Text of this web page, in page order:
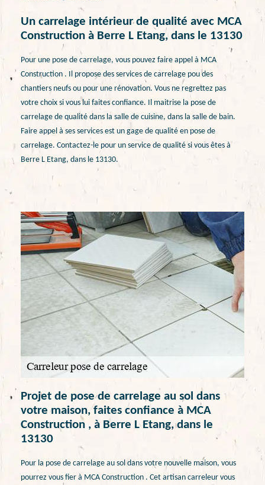
Un carrelage intérieur de qualité avec MCA
Construction à Berre L Etang, dans le 13130
Pour une pose de carrelage, vous pouvez faire appel à MCA
Construction . Il propose des services de carrelage pou des
chantiers neufs ou pour une rénovation. Vous ne regrettez pas
votre choix si vous lui faites confiance. Il maitrise la pose de
carrelage de qualité dans la salle de cuisine, dans la salle de bain.
Faire appel à ses services est un gage de qualité en pose de
carrelage. Contactez-le pour un service de qualité si vous êtes à
Berre L Etang, dans le 13130.
Projet de pose de carrelage au sol dans
votre maison, faites confiance à MCA
Construction , à Berre L Etang, dans le
13130
Pour la pose de carrelage au sol dans votre nouvelle maison, vous
pourrez vous fier à MCA Construction . Cet artisan carreleur vous